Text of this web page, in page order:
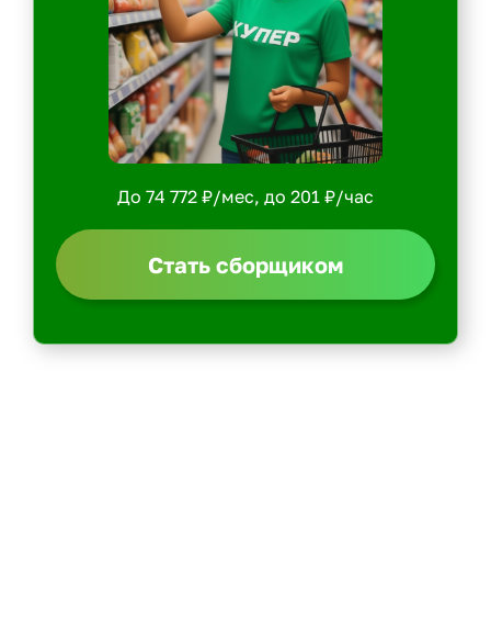
До 74 772 ₽/мес, до 201 ₽/час
Стать сборщиком